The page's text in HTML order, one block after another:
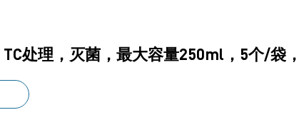
处理，灭菌，最大容量250ml，5个/袋